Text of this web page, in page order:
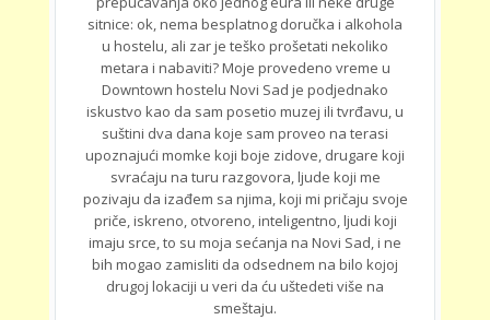
sitnice: ok, nema besplatnog doručka i alkohola
u hostelu, ali zar je teško prošetati nekoliko
metara i nabaviti? Moje provedeno vreme u
Downtown hostelu Novi Sad je podjednako
iskustvo kao da sam posetio muzej ili tvrđavu, u
suštini dva dana koje sam proveo na terasi
upoznajući momke koji boje zidove, drugare koji
svraćaju na turu razgovora, ljude koji me
pozivaju da izađem sa njima, koji mi pričaju svoje
priče, iskreno, otvoreno, inteligentno, ljudi koji
imaju srce, to su moja sećanja na Novi Sad, i ne
bih mogao zamisliti da odsednem na bilo kojoj
drugoj lokaciji u veri da ću uštedeti više na
smeštaju.